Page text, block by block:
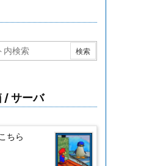
/ サーバ
ちら